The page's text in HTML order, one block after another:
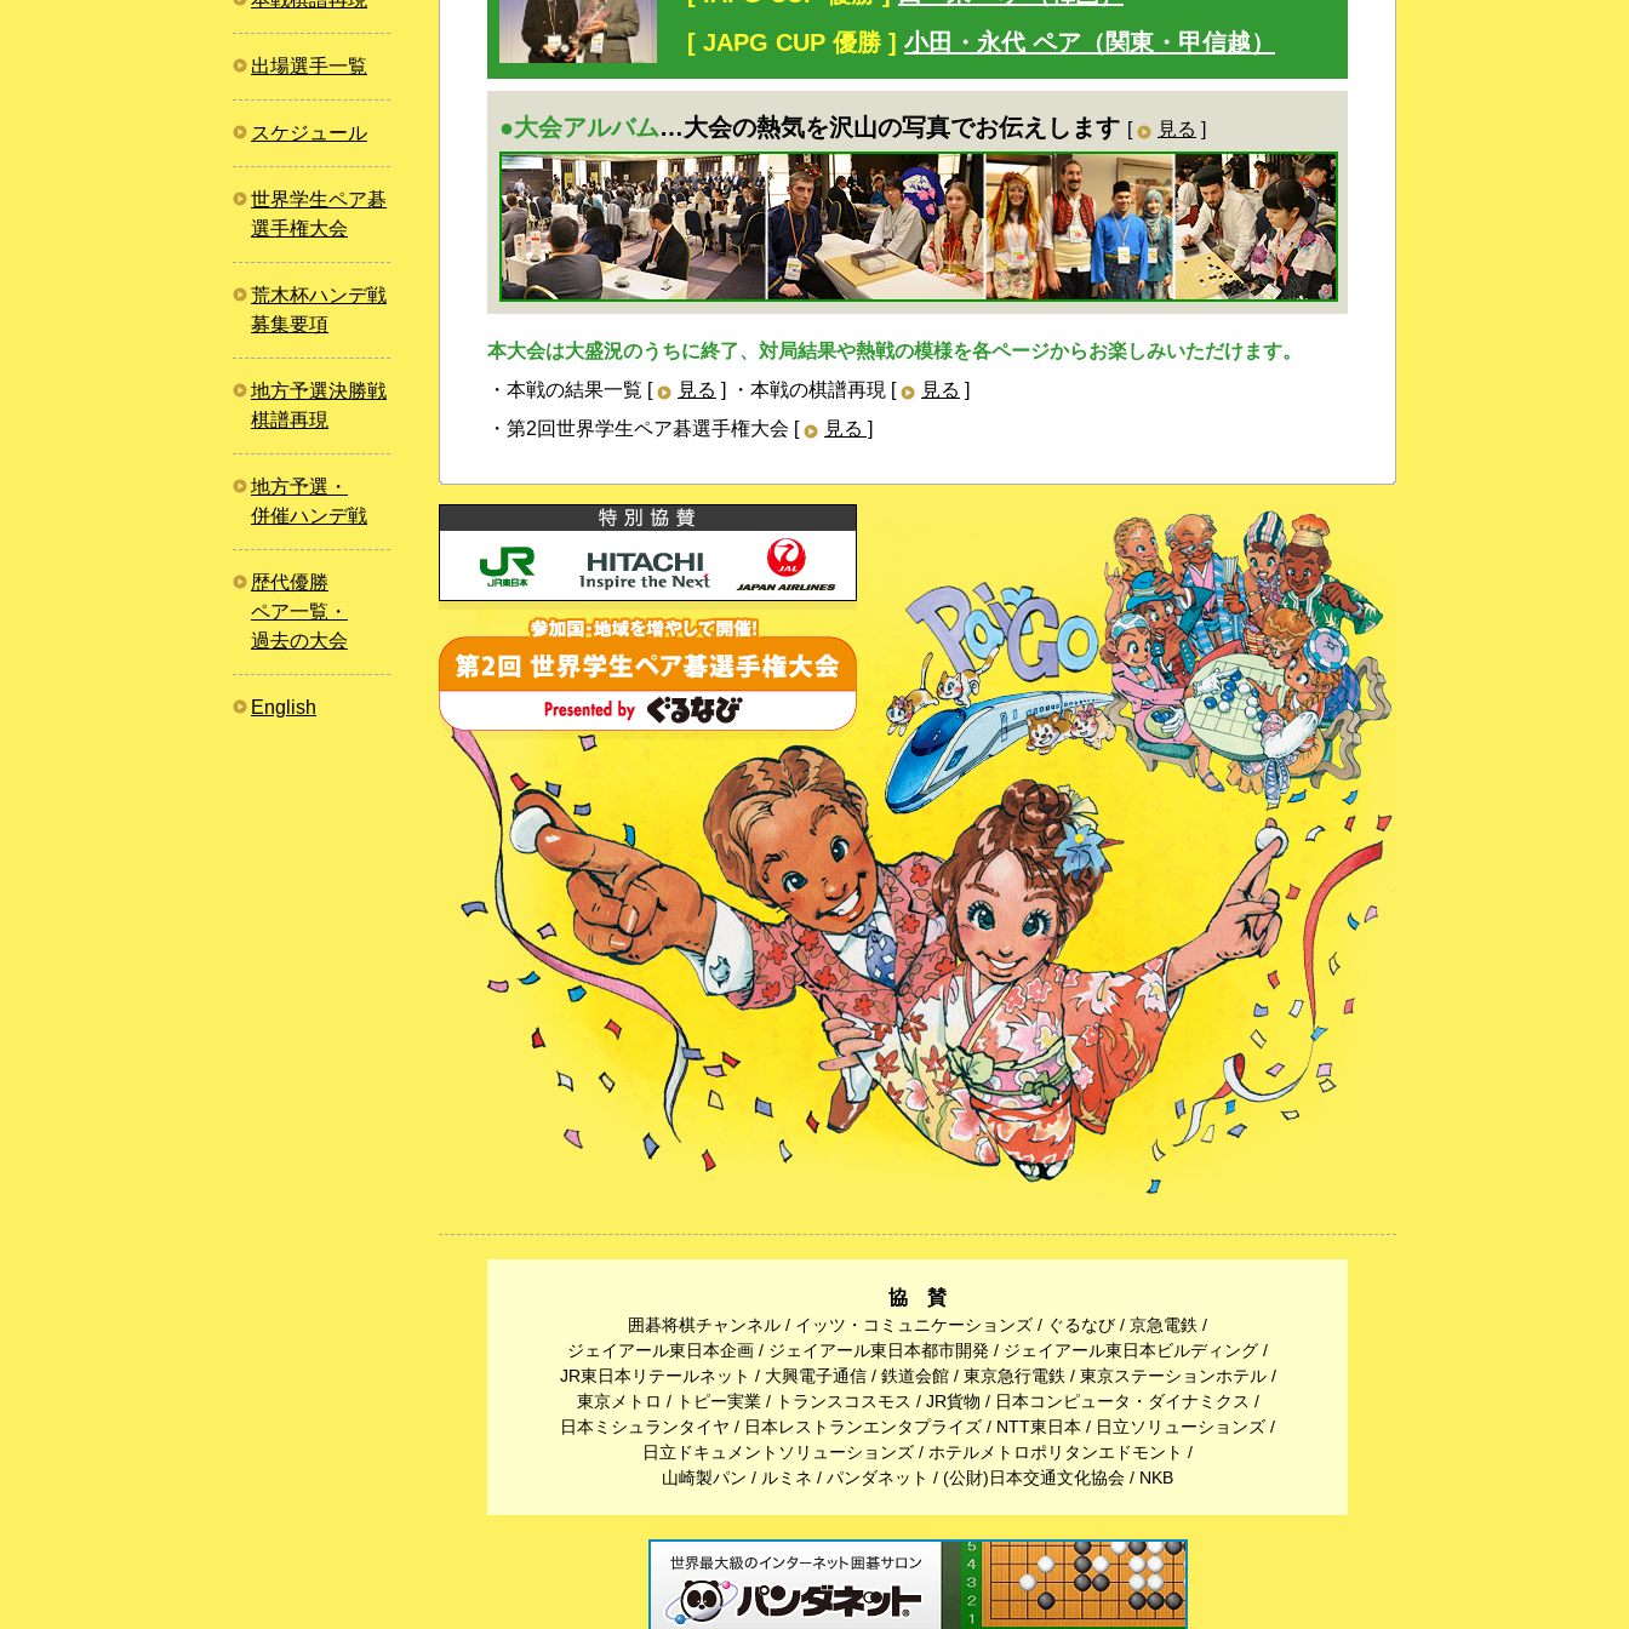
出場選手一覧
スケジュール
世界学生ペア碁
選手権大会
荒木杯ハンデ戦
募集要項
地方予選決勝戦
棋譜再現
地方予選・
併催ハンデ戦
歴代優勝
ペア一覧・
過去の大会
English
[ JAPG CUP 優勝 ] 小田・永代 ペア（関東・甲信越）
●大会アルバム…大会の熱気を沢山の写真でお伝えします [ 見る ]
本大会は大盛況のうちに終了、対局結果や熱戦の模様を各ページからお楽しみいただけます。
・本戦の結果一覧 [
見る ] ・本戦の棋譜再現 [ 見る ]
・第2回世界学生ペア碁選手権大会 [
見る ]
協 賛
囲碁将棋チャンネル / イッツ・コミュニケーションズ / ぐるなび / 京急電鉄 /
ジェイアール東日本企画 / ジェイアール東日本都市開発 / ジェイアール東日本ビルディング /
JR東日本リテールネット / 大興電子通信 / 鉄道会館 / 東京急行電鉄 / 東京ステーションホテル /
東京メトロ / トピー実業 / トランスコスモス / JR貨物 / 日本コンピュータ・ダイナミクス /
日本ミシュランタイヤ / 日本レストランエンタプライズ / NTT東日本 / 日立ソリューションズ /
日立ドキュメントソリューションズ / ホテルメトロポリタンエドモント /
山崎製パン / ルミネ / パンダネット / (公財)日本交通文化協会 / NKB